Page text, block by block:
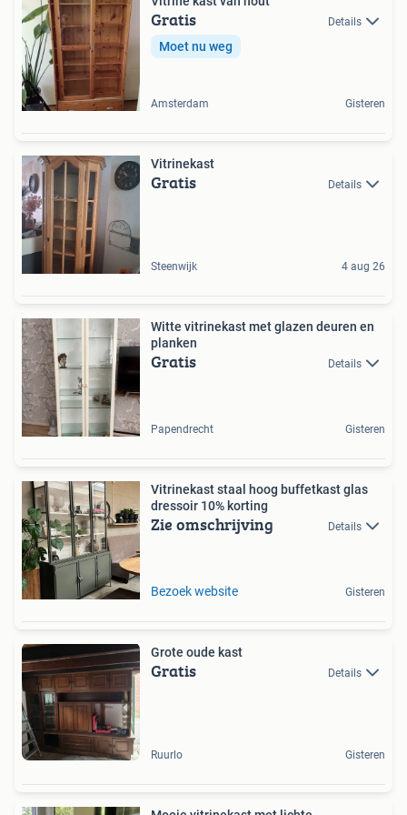
Gratis Details
Moet nu weg
Amsterdam Gisteren
Vitrinekast
Gratis Details
Steenwijk 4 aug 26
Witte vitrinekast met glazen deuren en
planken
Gratis Details
Papendrecht Gisteren
Vitrinekast staal hoog buffetkast glas
dressoir 10% korting
Zie omschrijving Details
Bezoek website Gisteren
Grote oude kast
Gratis Details
Ruurlo Gisteren